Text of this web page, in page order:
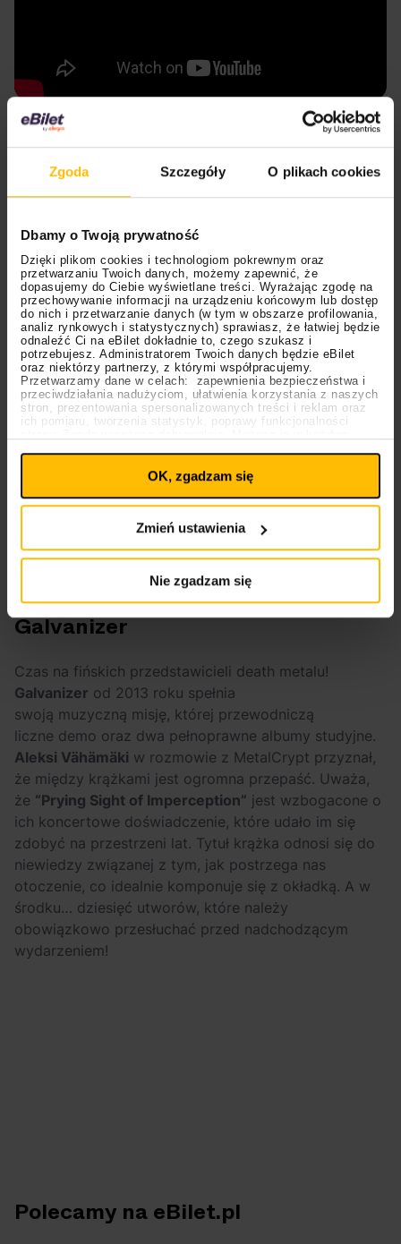
Zgoda Szczegóły O plikach cookies
Dbamy o Twoją prywatność
Dzięki plikom cookies i technologiom pokrewnym oraz
przetwarzaniu Twoich danych, możemy zapewnić, że
dopasujemy do Ciebie wyświetlane treści. Wyrażając zgodę na
przechowywanie informacji na urządzeniu końcowym lub dostęp
do nich i przetwarzanie danych (w tym w obszarze profilowania,
analiz rynkowych i statystycznych) sprawiasz, że łatwiej będzie
odnaleźć Ci na eBilet dokładnie to, czego szukasz i
potrzebujesz. Administratorem Twoich danych będzie eBilet
oraz niektórzy partnerzy, z którymi współpracujemy.
Przetwarzamy dane w celach: zapewnienia bezpieczeństwa i
przeciwdziałania nadużyciom, ułatwienia korzystania z naszych
stron, prezentowania spersonalizowanych treści i reklam oraz
ich pomiaru, tworzenia statystyk, poprawy funkcjonalności
plików cookies
wpływa na legalność uprzedniego przetwarzania.
Polityka plików cookies
OK, zgadzam się
Zmień ustawienia
Nie zgadzam się
Gravekvlt
Black’n’roll? Na taką mieszankę gatunkową wpadł
francuskiGravekvlt! Zespół powstał w 2021 roku i do
“Full Moon Fever”wprowadził z muzyczną gorączkę
niejednego fana nieszablonowych brzmień, więc z
pewnością ich występ naSummer Dying Loud
przyciągnie uwagę słuchaczy poszukujących nowych
doznań.Gravekvltpromuje się jako“powrót do
ekstremalnego metalu z początku lat 80, tanich
horrorów i rock’n’rollowej postawy”.
Galvanizer
Czas na fińskich przedstawicieli death metalu!
Galvanizer od 2013 roku spełnia
swoją muzyczną misję, której przewodniczą
liczne demo oraz dwa pełnoprawne albumy studyjne.
Aleksi Vähämäki w rozmowie z MetalCrypt przyznał,
że między krążkami jest ogromna przepaść. Uważa,
że “Prying Sight of Imperception” jest wzbogacone o
ich koncertowe doświadczenie, które udało im się
zdobyć na przestrzeni lat. Tytuł krążka odnosi się do
niewiedzy związanej z tym, jak postrzega nas
otoczenie, co idealnie komponuje się z okładką. A w
środku… dziesięć utworów, które należy
obowiązkowo przesłuchać przed nadchodzącym
wydarzeniem!
Polecamy na eBilet.pl